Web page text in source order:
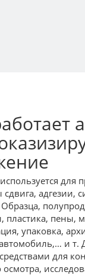
для
сдвига, адгезии,
пластика, пены,
упаковка,
и т.
для
осмотра,